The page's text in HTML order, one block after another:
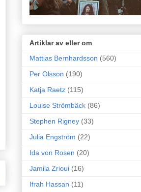
Artiklar av eller om
Mattias Bernhardsson (560)
Per Olsson (190)
Katja Raetz (115)
Louise Strömbäck (86)
Stephen Rigney (33)
Julia Engström (22)
Ida von Rosen (20)
Jamila Zrioui (16)
Ifrah Hassan (11)